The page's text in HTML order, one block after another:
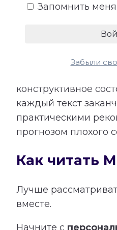
конкретной энергии.
Расшифровка
проявления и
конструктивное
каждый текст
практическими
прогнозом плохого
Как читать
Лучше
вместе.
Начните с
Запомнить меня
Забыли